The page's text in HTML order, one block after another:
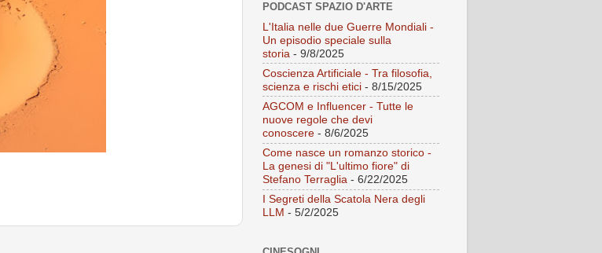
PODCAST SPAZIO D'ARTE
L'Italia nelle due Guerre Mondiali -
Un episodio speciale sulla
storia - 9/8/2025
Coscienza Artificiale - Tra filosofia,
scienza e rischi etici - 8/15/2025
AGCOM e Influencer - Tutte le
nuove regole che devi
conoscere - 8/6/2025
Come nasce un romanzo storico -
La genesi di "L'ultimo fiore" di
Stefano Terraglia - 6/22/2025
I Segreti della Scatola Nera degli
LLM - 5/2/2025